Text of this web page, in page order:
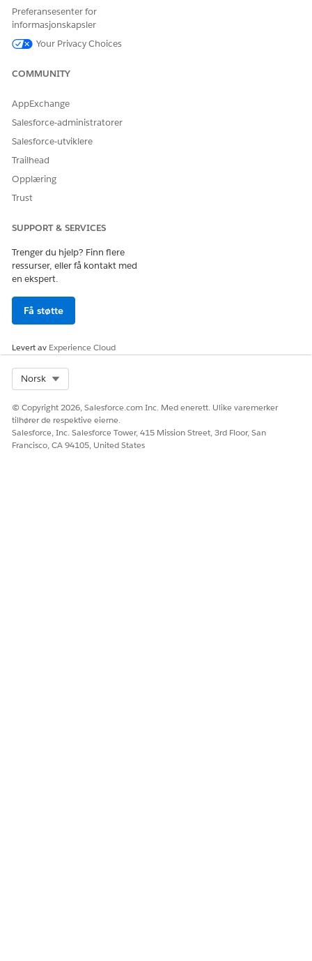
Referansehandling
Utfører denne handlingen
én eller flere ledetekstmaler?
HJALP DENNE ARTIKKELEN MED Å LØSE PROBLEMET DITT?
La oss få vite det slik at vi kan forbedre!
Preferansesenter for
informasjonskapsler
Your Privacy Choices
COMMUNITY
AppExchange
Salesforce-administratorer
Salesforce-utviklere
Trailhead
Opplæring
Trust
SUPPORT & SERVICES
Trenger du hjelp? Finn flere
ressurser, eller få kontakt med
en ekspert.
Få støtte
Levert av Experience Cloud
Norsk
© Copyright 2026, Salesforce.com Inc. Med enerett. Ulike varemerker
tilhører de respektive eierne.
Salesforce, Inc. Salesforce Tower, 415 Mission Street, 3rd Floor, San
Francisco, CA 94105, United States